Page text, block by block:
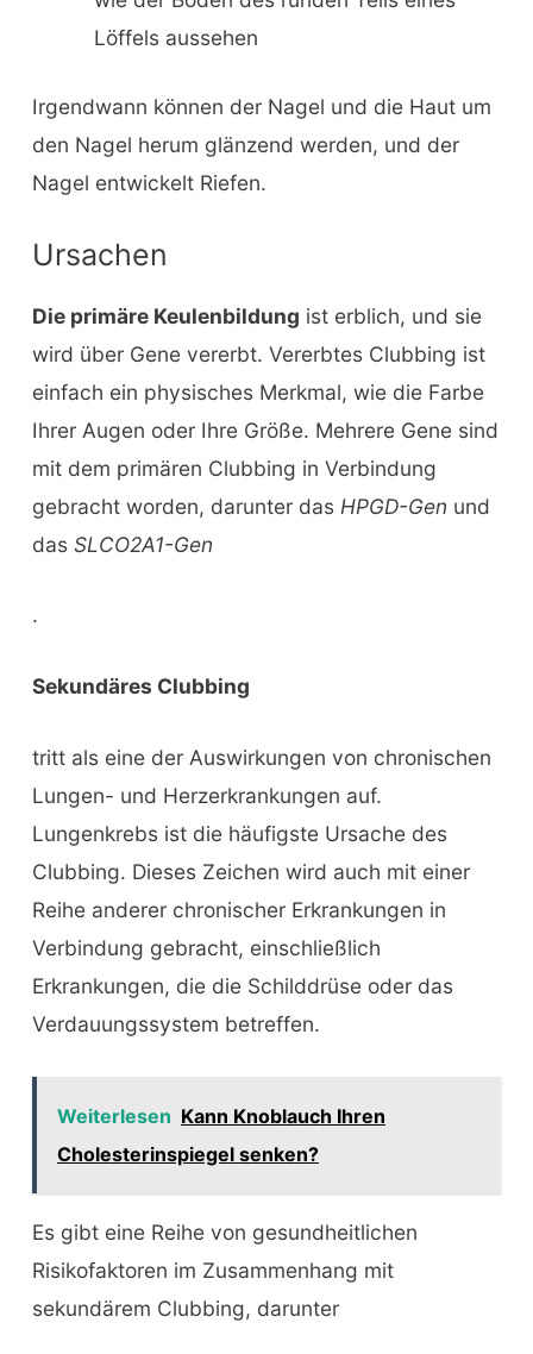
Löffels aussehen
Irgendwann können der Nagel und die Haut um
den Nagel herum glänzend werden, und der
Nagel entwickelt Riefen.
Ursachen
Die primäre Keulenbildung ist erblich, und sie
wird über Gene vererbt. Vererbtes Clubbing ist
einfach ein physisches Merkmal, wie die Farbe
Ihrer Augen oder Ihre Größe. Mehrere Gene sind
mit dem primären Clubbing in Verbindung
gebracht worden, darunter das HPGD-Gen und
das SLCO2A1-Gen
.
Sekundäres Clubbing
tritt als eine der Auswirkungen von chronischen
Lungen- und Herzerkrankungen auf.
Lungenkrebs ist die häufigste Ursache des
Clubbing. Dieses Zeichen wird auch mit einer
Reihe anderer chronischer Erkrankungen in
Verbindung gebracht, einschließlich
Erkrankungen, die die Schilddrüse oder das
Verdauungssystem betreffen.
Weiterlesen Kann Knoblauch Ihren
Cholesterinspiegel senken?
Es gibt eine Reihe von gesundheitlichen
Risikofaktoren im Zusammenhang mit
sekundärem Clubbing, darunter